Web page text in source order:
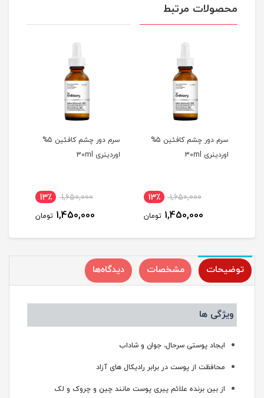
محصولات مرتبط
سرم دور چشم کافئین 5%
اوردینری 30ml
1,650,000 13٪
1,450,000 تومان
سرم دور چشم کافئین 5%
اوردینری 30ml
1,650,000 13٪
1,450,000 تومان
توضیحات مشخصات دیدگاه‌ها
ویژگی ها
ایجاد پوستی سرحال، جوان و شاداب
محافظت از پوست در برابر رادیکال های آزاد
از بین برنده علائم پیری پوست مانند چین و چروک و لک